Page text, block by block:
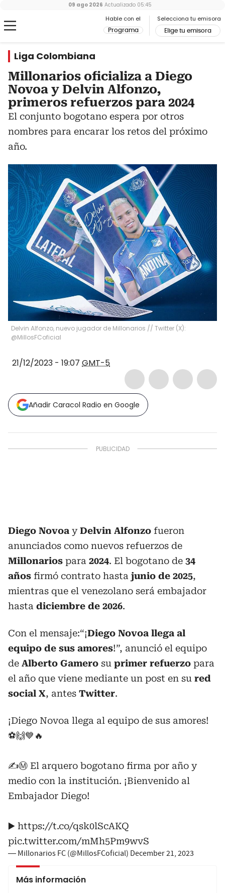
Hable con el
Programa
Selecciona tu emisora
Elige tu emisora
09 ago 2026 Actualizado 05:45
Liga Colombiana
Millonarios oficializa a Diego
Novoa y Delvin Alfonzo,
primeros refuerzos para 2024
El conjunto bogotano espera por otros
nombres para encarar los retos del próximo
año.
Delvin Alfonzo, nuevo jugador de Millonarios // Twitter (X):
@MillosFCoficial
21/12/2023 - 19:07 GMT-5
Añadir Caracol Radio en Google
Diego Novoa yDelvin Alfonzo fueron
anunciados como nuevos refuerzos de
Millonarios para 2024. El bogotano de 34
años firmó contrato hasta junio de 2025,
mientras que el venezolano será embajador
hasta diciembre de 2026.
Con el mensaje:“¡Diego Novoa llega al
equipo de sus amores!”, anunció el equipo
de Alberto Gamero su primer refuerzo para
el año que viene mediante un post en su red
social X, antes Twitter.
¡Diego Novoa llega al equipo de sus amores!
⚽️🙌💙🔥
✍️Ⓜ️ El arquero bogotano firma por año y
medio con la institución. ¡Bienvenido al
Embajador Diego!
▶️ https://t.co/qsk0lScAKQ
pic.twitter.com/mMh5Pm9wvS
— Millonarios FC (@MillosFCoficial) December 21, 2023
Más información